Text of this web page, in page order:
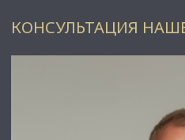
КОНСУЛЬТАЦИЯ